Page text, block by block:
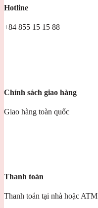
Hotline
+84 855 15 15 88
Chính sách giao hàng
Giao hàng toàn quốc
Thanh toán
Thanh toán tại nhà hoặc ATM